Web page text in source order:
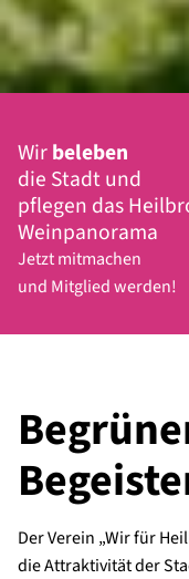
Wirbeleben
die Stadt und
pflegen das
Weinpanorama
Jetzt mitmachen
und Mitglied werden!
Der Verein „Wir für
die Attraktivität der